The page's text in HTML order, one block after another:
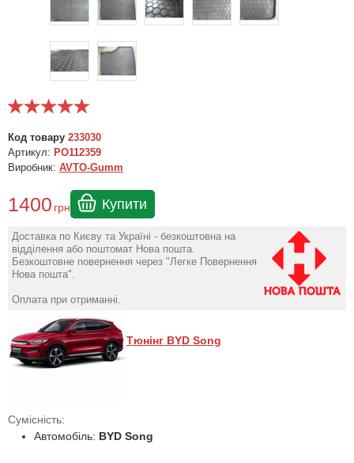
Код товару 233030
Артикул: PO112359
Виробник: AVTO-Gumm
1400 грн Купити
Доставка по Києву та Україні - безкоштовна на
відділення або поштомат Нова пошта.
Безкоштовне повернення через "Легке Повернення
Нова пошта".
Оплата при отриманні.
Тюнінг BYD Song
Сумісність:
Автомобіль: BYD Song